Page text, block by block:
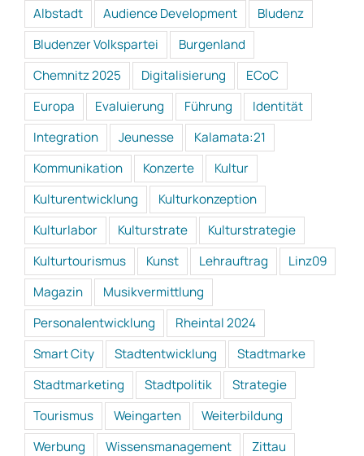
Albstadt Audience Development
Bludenz
Bludenzer Volkspartei
Burgenland
Chemnitz 2025
Digitalisierung
ECoC
Europa
Evaluierung Führung
Identität
Integration
Jeunesse
Kalamata:21
Kommunikation
Konzerte
Kultur
Kulturentwicklung
Kulturkonzeption
Kulturlabor
Kulturstrate
Kulturstrategie
Kulturtourismus
Kunst Lehrauftrag
Linz09
Magazin
Musikvermittlung
Personalentwicklung
Rheintal 2024
Smart City
Stadtentwicklung
Stadtmarke
Stadtmarketing
Stadtpolitik
Strategie
Tourismus
Weingarten
Weiterbildung
Werbung
Wissensmanagement
Zittau